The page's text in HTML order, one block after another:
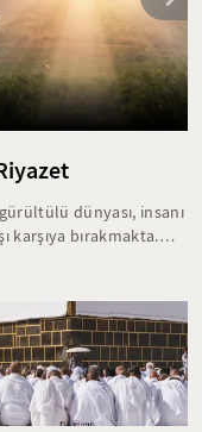
dünyası, insanı
karşıya bırakmakta.
günümüze uzanan
günümüz